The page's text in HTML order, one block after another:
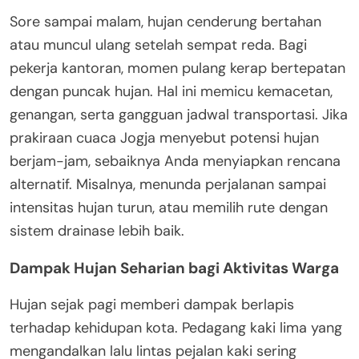
Sore sampai malam, hujan cenderung bertahan
atau muncul ulang setelah sempat reda. Bagi
pekerja kantoran, momen pulang kerap bertepatan
dengan puncak hujan. Hal ini memicu kemacetan,
genangan, serta gangguan jadwal transportasi. Jika
prakiraan cuaca Jogja menyebut potensi hujan
berjam-jam, sebaiknya Anda menyiapkan rencana
alternatif. Misalnya, menunda perjalanan sampai
intensitas hujan turun, atau memilih rute dengan
sistem drainase lebih baik.
Dampak Hujan Seharian bagi Aktivitas Warga
Hujan sejak pagi memberi dampak berlapis
terhadap kehidupan kota. Pedagang kaki lima yang
mengandalkan lalu lintas pejalan kaki sering